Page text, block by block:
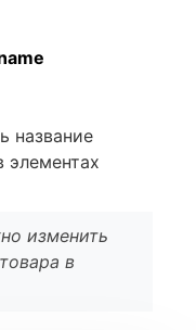
название
изменить
в